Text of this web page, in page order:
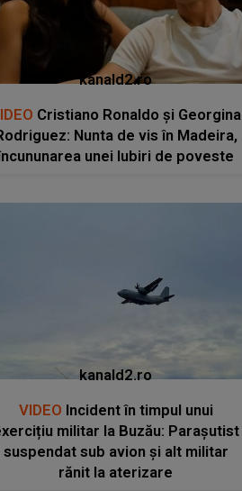
kanald2.ro
Cristiano Ronaldo și Georgina
Nunta de vis în Madeira,
unei Iubiri de poveste
kanald2.ro
VIDEO Incident în timpul unui
militar la Buzău: Parașutist
suspendat sub avion și alt militar
rănit la aterizare